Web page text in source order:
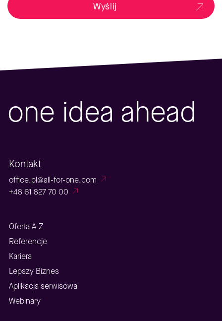
Wyślij
one idea ahead
Kontakt
office.pl@all-for-one.com
+48 61 827 70 00
Oferta A-Z
Referencje
Kariera
Lepszy Biznes
Aplikacja serwisowa
Webinary